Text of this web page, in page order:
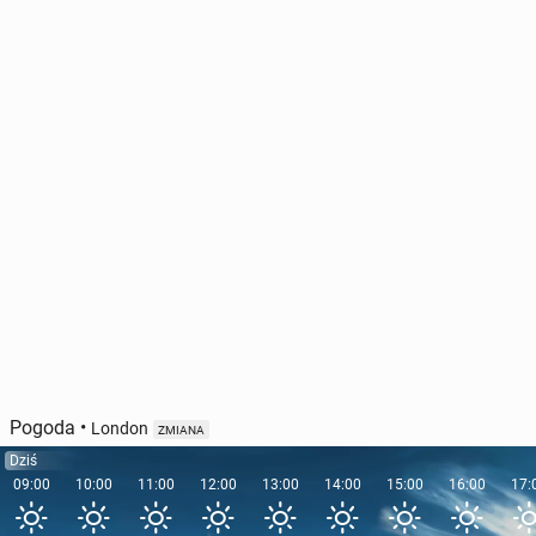
Pogoda • London ZMIANA
Dziś
09:00
10:00 11:00 12:00 13:00 14:00 15:00 16:00